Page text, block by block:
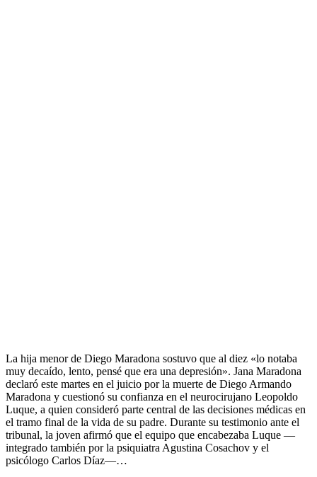
La hija menor de Diego Maradona sostuvo que al diez «lo notaba
muy decaído, lento, pensé que era una depresión». Jana Maradona
declaró este martes en el juicio por la muerte de Diego Armando
Maradona y cuestionó su confianza en el neurocirujano Leopoldo
Luque, a quien consideró parte central de las decisiones médicas en
el tramo final de la vida de su padre. Durante su testimonio ante el
tribunal, la joven afirmó que el equipo que encabezaba Luque —
integrado también por la psiquiatra Agustina Cosachov y el
psicólogo Carlos Díaz—…